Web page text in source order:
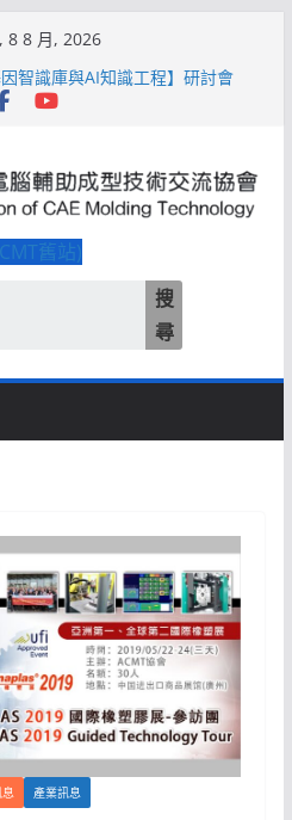
8 8 月, 2026
高品質穩定生產】研討會
智識庫與AI知識工程】研討會
系列研討會於2026台北國際模
模塑智造平台」主題館
舊站)
搜
尋
產業訊息